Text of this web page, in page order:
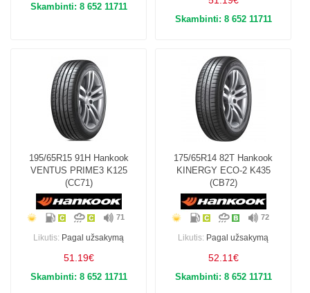
Skambinti: 8 652 11711
Skambinti: 8 652 11711
195/65R15 91H Hankook
VENTUS PRIME3 K125
(CC71)
71
Likutis: Pagal užsakymą
51.19€
Skambinti: 8 652 11711
175/65R14 82T Hankook
KINERGY ECO-2 K435
(CB72)
72
Likutis: Pagal užsakymą
52.11€
Skambinti: 8 652 11711